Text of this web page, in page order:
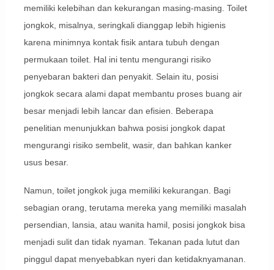
memiliki kelebihan dan kekurangan masing-masing. Toilet
jongkok, misalnya, seringkali dianggap lebih higienis
karena minimnya kontak fisik antara tubuh dengan
permukaan toilet. Hal ini tentu mengurangi risiko
penyebaran bakteri dan penyakit. Selain itu, posisi
jongkok secara alami dapat membantu proses buang air
besar menjadi lebih lancar dan efisien. Beberapa
penelitian menunjukkan bahwa posisi jongkok dapat
mengurangi risiko sembelit, wasir, dan bahkan kanker
usus besar.
Namun, toilet jongkok juga memiliki kekurangan. Bagi
sebagian orang, terutama mereka yang memiliki masalah
persendian, lansia, atau wanita hamil, posisi jongkok bisa
menjadi sulit dan tidak nyaman. Tekanan pada lutut dan
pinggul dapat menyebabkan nyeri dan ketidaknyamanan.